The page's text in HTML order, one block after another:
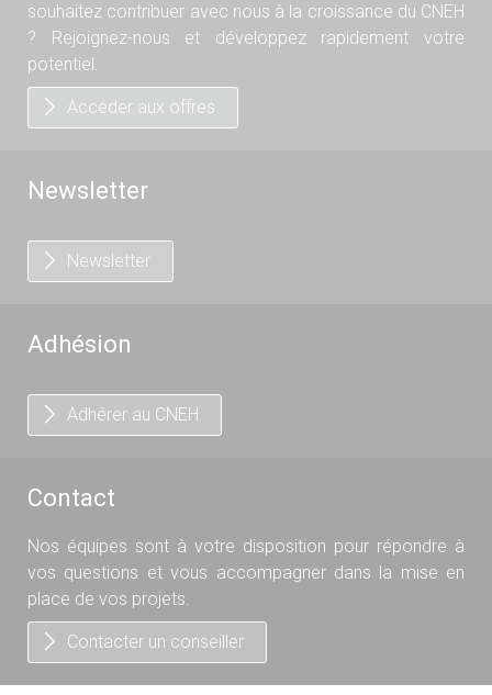
souhaitez contribuer avec nous à la croissance du CNEH
? Rejoignez-nous et développez rapidement votre
potentiel.
Accéder aux offres
Newsletter
Newsletter
Adhésion
Adhérer au CNEH
Contact
Nos équipes sont à votre disposition pour répondre à
vos questions et vous accompagner dans la mise en
place de vos projets.
Contacter un conseiller